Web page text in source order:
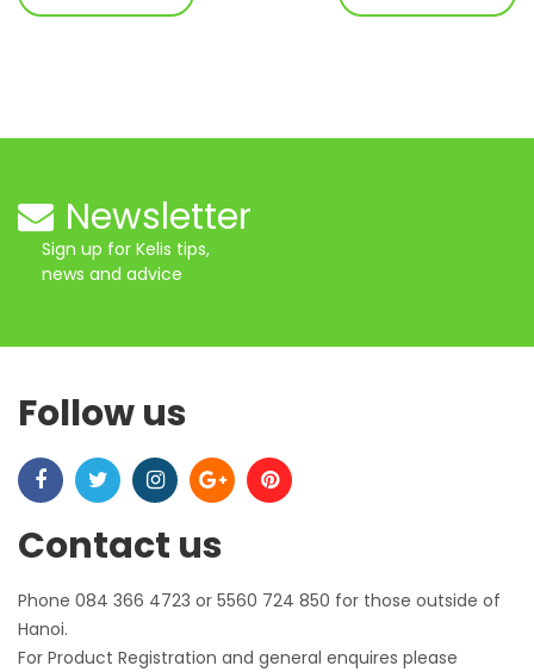
Newsletter
Sign up for Kelis tips,
news and advice
Follow us
Contact us
Phone 084 366 4723 or 5560 724 850 for those outside of
Hanoi.
For Product Registration and general enquires please